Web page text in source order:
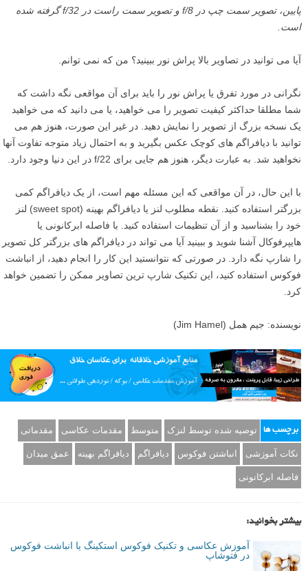
پایین، تصویر سمت چپ در f/8 و تصویر سمت راست در f/32 گرفته شده
است.
آیا می توانید در تصاویر بالا پراش نور ببینید؟ من که نمی توانم.
نگرانی در مورد تفرق یا پراش نور را باید برای آن مواقعی نگه داشت که
شما مطلقا حداکثر کیفیت تصویر را می خواهید، یا می دانید که می خواهید
یک نسخه بزرگ از تصویر را نمایش دهید. در غیر این صورت، هنوز هم می
توانید با دیافراگم های کوچک عکس بگیرید و به احتمال زیاد متوجه تفاوت آنها
نخواهید شد. به عبارت دیگر، هنوز هم جایی برای f/22 در این دنیا وجود دارد.
با این حال، در آن مواقعی که این مسئله مهم است، از یک دیافراگم کمی
بزرگتر استفاده کنید. نقطه مطلوب لنز یا دیافراگم بهینه (sweet spot) لنز
خود را بشناسید و از آن تنظیمات استفاده کنید. با فاصله ابرکانونی یا
هایپرفوکال آشنا شوید و ببینید آیا می تواند در دیافراگم های بزرگتر کل تصویر
را شارپ نگه دارد. در صورتی که نتوانستید این کار را انجام دهید، از انباشت
فوکوس استفاده کنید، این تکنیک شارپ ترین تصاویر ممکن را تضمین خواهد
کرد.
نویسنده: جیم همل (Jim Hamel)
برچسب ها توصیه شده توسط لنزک متوسط مقدمات عکاسی مقدماتی
نکات آموزشی انباشتن فوکوس دیافراگم دیافراگم بهینه عمق میدان
فاصله ابرکانونی
بیشتر بخوانید:
آموزش عکاسی و تکنیک فوکوس استکینگ یا انباشت فوکوس
در فتوشاپ